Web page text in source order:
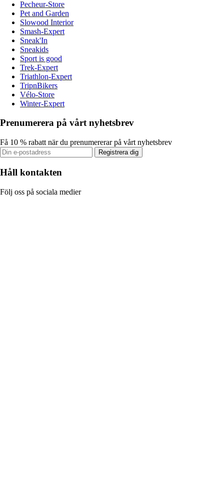
Pecheur-Store
Pet and Garden
Slowood Interior
Smash-Expert
Sneak'In
Sneakids
Sport is good
Trek-Expert
Triathlon-Expert
TripnBikers
Vélo-Store
Winter-Expert
Prenumerera på vårt nyhetsbrev
Få 10 % rabatt när du prenumererar på vårt nyhetsbrev
Registrera dig
Håll kontakten
Följ oss på sociala medier